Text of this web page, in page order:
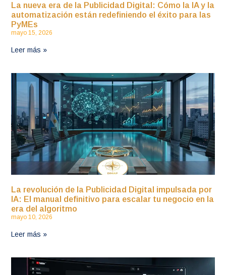
La nueva era de la Publicidad Digital: Cómo la IA y la
automatización están redefiniendo el éxito para las
PyMEs
mayo 15, 2026
Leer más »
La revolución de la Publicidad Digital impulsada por
IA: El manual definitivo para escalar tu negocio en la
era del algoritmo
mayo 10, 2026
Leer más »